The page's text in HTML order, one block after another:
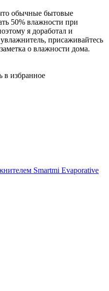
обычные бытовые
50% влажности при
я доработал и
присаживайтесь
о влажности дома.
в избранное
Smartmi Evaporative